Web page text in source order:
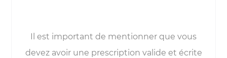
Il est important de mentionner que vous
devez avoir une prescription valide et écrite